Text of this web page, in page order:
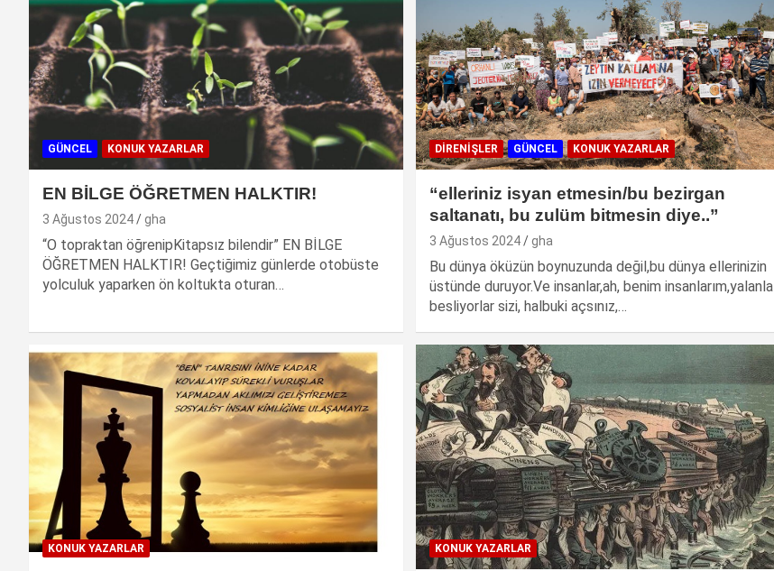
GÜNCEL KONUK YAZARLAR
EN BİLGE ÖĞRETMEN HALKTIR!
3 Ağustos 2024 gha
“O topraktan öğrenipKitapsız bilendir” EN BİLGE
ÖĞRETMEN HALKTIR! Geçtiğimiz günlerde otobüste
yolculuk yaparken ön koltukta oturan…
DIRENIŞLER GÜNCEL KONUK YAZARLAR
“elleriniz isyan etmesin/bu bezirgan
saltanatı, bu zulüm bitmesin diye..”
3 Ağustos 2024 gha
Bu dünya öküzün boynuzunda değil,bu dünya ellerinizin
üstünde duruyor.Ve insanlar,ah, benim insanlarım,yalanla
besliyorlar sizi, halbuki açsınız,…
KONUK YAZARLAR KONUK YAZARLAR